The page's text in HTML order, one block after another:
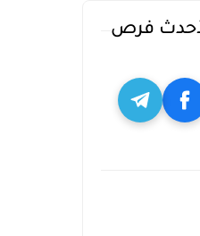
لأحدث فرص